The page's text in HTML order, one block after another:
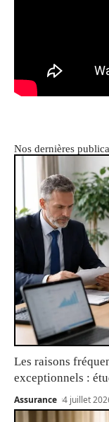
Nos dernières
Les raisons
exceptionnels :
Assurance 4 juillet